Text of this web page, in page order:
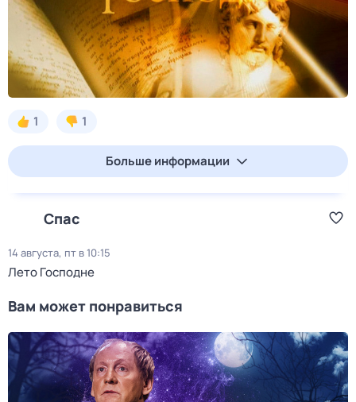
1 1
Больше информации
Спас
14 августа, пт в 10:15
Лето Господне
Вам может понравиться